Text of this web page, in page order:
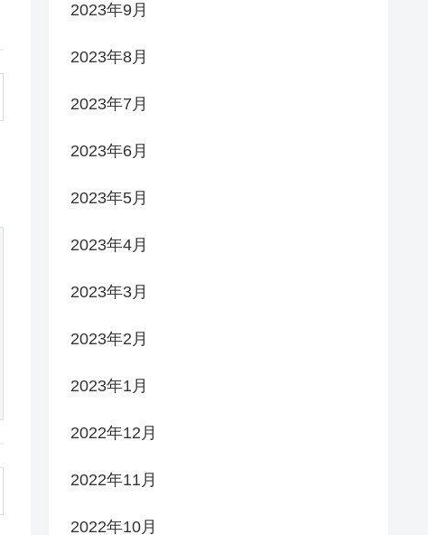
2023年9月
2023年8月
2023年7月
2023年6月
2023年5月
2023年4月
2023年3月
2023年2月
2023年1月
2022年12月
2022年11月
2022年10月